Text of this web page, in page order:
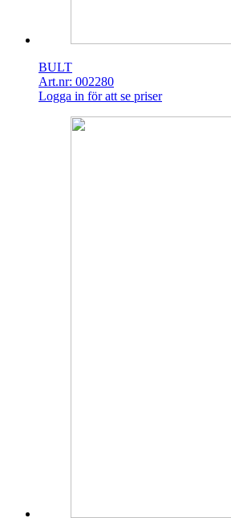
BULT
Art.nr: 002280
Logga in för att se priser